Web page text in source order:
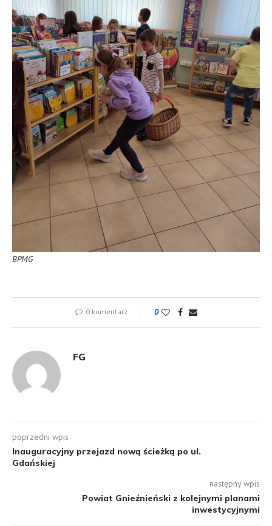
BPMG
0 komentarz 0
FG
poprzedni wpis
Inauguracyjny przejazd nową ścieżką po ul.
Gdańskiej
następny wpis
Powiat Gnieźnieński z kolejnymi planami
inwestycyjnymi